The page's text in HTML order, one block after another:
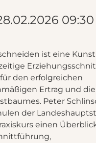
ist eine
den erfolgreichen
Ertrag und die
Peter
der
einen